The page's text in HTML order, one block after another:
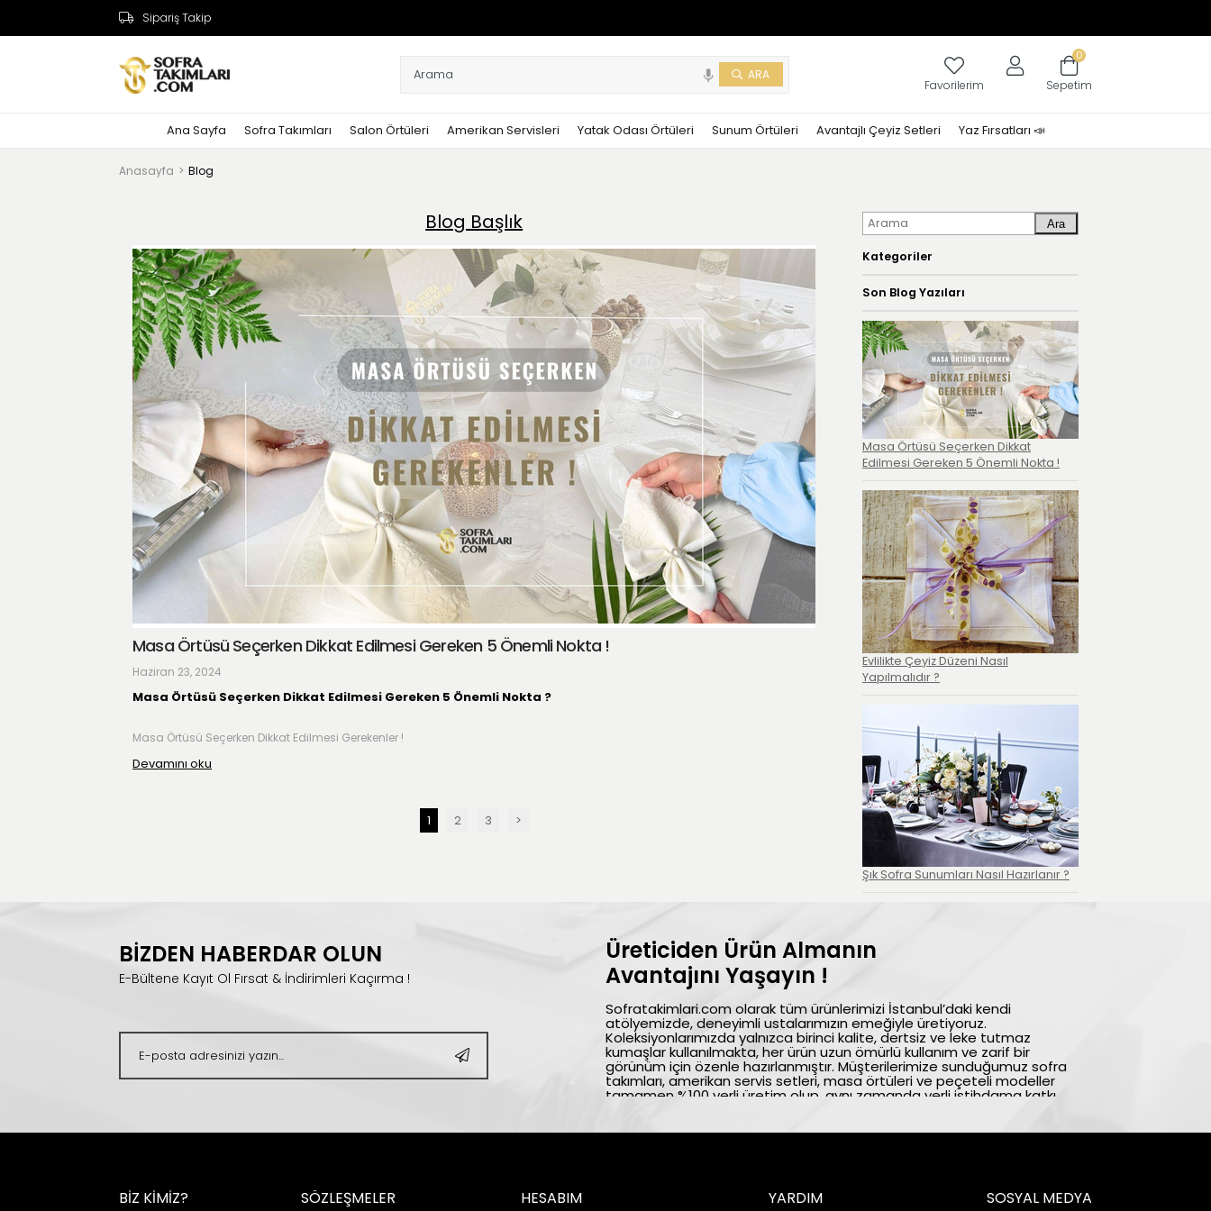
Sipariş Takip
Sepetim
0
Favorilerim
Ana Sayfa Sofra Takımları Salon Örtüleri Amerikan Servisleri Yatak Odası Örtüleri Sunum Örtüleri Avantajlı Çeyiz Setleri Yaz Fırsatları 📣
Anasayfa Blog
Blog Başlık
Masa Örtüsü Seçerken Dikkat Edilmesi Gereken 5 Önemli Nokta !
Haziran 23, 2024
Masa Örtüsü Seçerken Dikkat Edilmesi Gereken 5 Önemli Nokta ?
Masa Örtüsü Seçerken Dikkat Edilmesi Gerekenler !
Devamını oku
1 2 3 >
Ara
Kategoriler
Son Blog Yazıları
Masa Örtüsü Seçerken Dikkat
Edilmesi Gereken 5 Önemli Nokta !
Evlilikte Çeyiz Düzeni Nasıl
Yapılmalıdır ?
Şık Sofra Sunumları Nasıl Hazırlanır ?
BİZDEN HABERDAR OLUN
E-Bültene Kayıt Ol Fırsat & İndirimleri Kaçırma !
Üreticiden Ürün Almanın
Avantajını Yaşayın !
Sofratakimlari.com olarak tüm ürünlerimizi İstanbul’daki kendi
atölyemizde, deneyimli ustalarımızın emeğiyle üretiyoruz.
Koleksiyonlarımızda yalnızca birinci kalite, dertsiz ve leke tutmaz
kumaşlar kullanılmakta, her ürün uzun ömürlü kullanım ve zarif bir
görünüm için özenle hazırlanmıştır. Müşterilerimize sunduğumuz sofra
takımları, amerikan servis setleri, masa örtüleri ve peçeteli modeller
tamamen %100 yerli üretim olup, aynı zamanda yerli istihdama katkı
katmaya devam ediyoruz. Bizi tercih ettiğiniz için teşekkür eder, keyifli
BİZ KİMİZ? SÖZLEŞMELER HESABIM YARDIM SOSYAL MEDYA